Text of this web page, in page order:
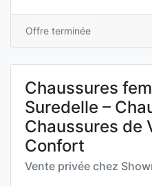
Offre terminée
Chaussures
Suredelle –
Chaussures de
Confort
Vente privée chez